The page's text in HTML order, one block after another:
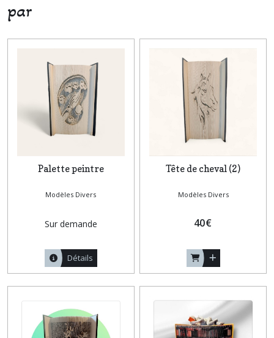
par
Palette peintre
Modèles Divers
Sur demande
Détails
Tête de cheval (2)
Modèles Divers
40€